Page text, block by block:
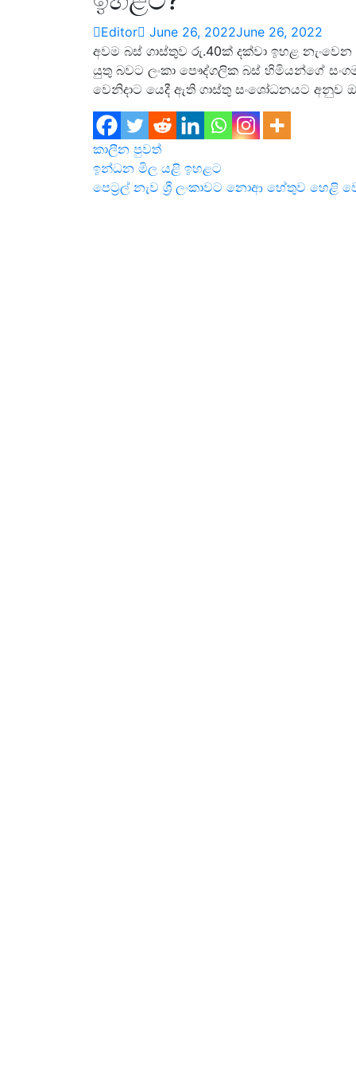
Editor June 26, 2022June 26, 2022
අවම බස් ගාස්තුව රු.40ක් දක්වා ඉහළ
යුතු බවට ලංකා පෞද්ගලික බස් හිමියන්ගේ
වෙනිදාට යෙදී ඇති ගාස්තු සංශෝධනයට
කාලීන පුවත්
Post
navigation
ඉන්ධන මිල යළි ඉහළට
පෙට්‍රල් නැව ශ්‍රී ලංකාවට නොආ හේතුව හෙළි